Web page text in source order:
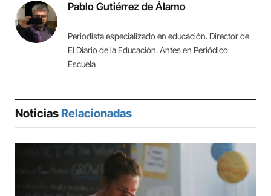
Pablo Gutiérrez de Álamo
Periodista especializado en educación. Director de
El Diario de la Educación. Antes en Periódico
Escuela
Noticias Relacionadas